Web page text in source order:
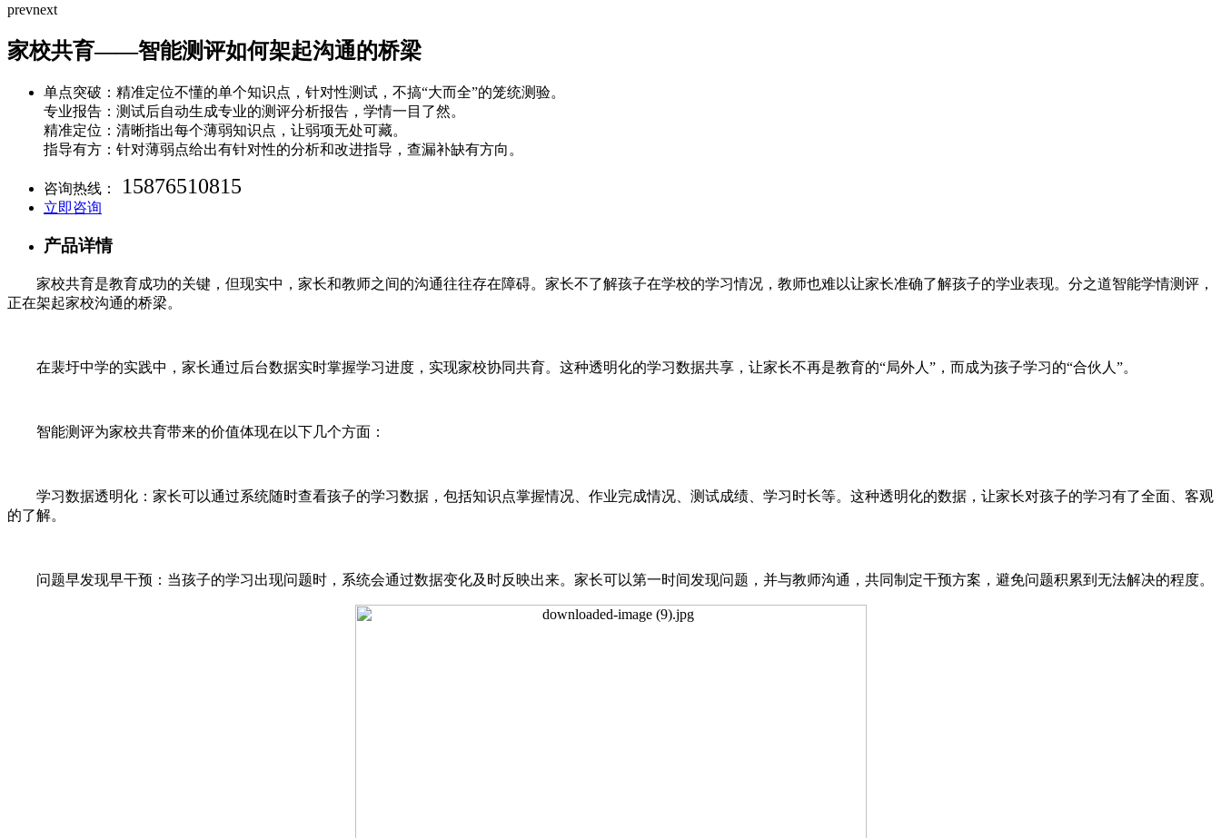
prevnext
家校共育——智能测评如何架起沟通的桥梁
单点突破：精准定位不懂的单个知识点，针对性测试，不搞“大而全”的笼统测验。
专业报告：测试后自动生成专业的测评分析报告，学情一目了然。
精准定位：清晰指出每个薄弱知识点，让弱项无处可藏。
指导有方：针对薄弱点给出有针对性的分析和改进指导，查漏补缺有方向。
咨询热线： 15876510815
立即咨询
产品详情
家校共育是教育成功的关键，但现实中，家长和教师之间的沟通往往存在障碍。家长不了解孩子在学校的学习情况，教师也难以让家长准确了解孩子的学业表现。分之道智能学情测评，
正在架起家校沟通的桥梁。
在裴圩中学的实践中，家长通过后台数据实时掌握学习进度，实现家校协同共育。这种透明化的学习数据共享，让家长不再是教育的“局外人”，而成为孩子学习的“合伙人”。
智能测评为家校共育带来的价值体现在以下几个方面：
学习数据透明化：家长可以通过系统随时查看孩子的学习数据，包括知识点掌握情况、作业完成情况、测试成绩、学习时长等。这种透明化的数据，让家长对孩子的学习有了全面、客观
的了解。
问题早发现早干预：当孩子的学习出现问题时，系统会通过数据变化及时反映出来。家长可以第一时间发现问题，并与教师沟通，共同制定干预方案，避免问题积累到无法解决的程度。